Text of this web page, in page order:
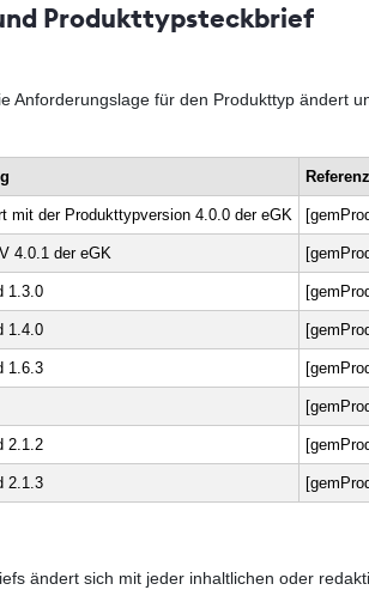
Produkttypsteckbrief
Anforderungslage für den Produkttyp ändert
Referenz
mit der Produkttypversion 4.0.0 der eGK
4.0.1 der eGK
1.3.0
1.4.0
1.6.3
2.1.2
2.1.3
ändert sich mit jeder inhaltlichen oder